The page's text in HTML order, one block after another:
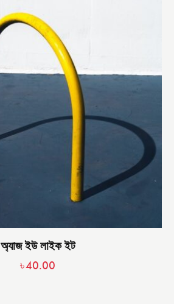
অ্যাজ ইউ লাইক ইট
৳40.00